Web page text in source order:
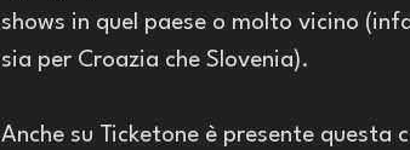
shows in quel paese o molto vicino
sia per Croazia che Slovenia).
Anche su Ticketone è presente